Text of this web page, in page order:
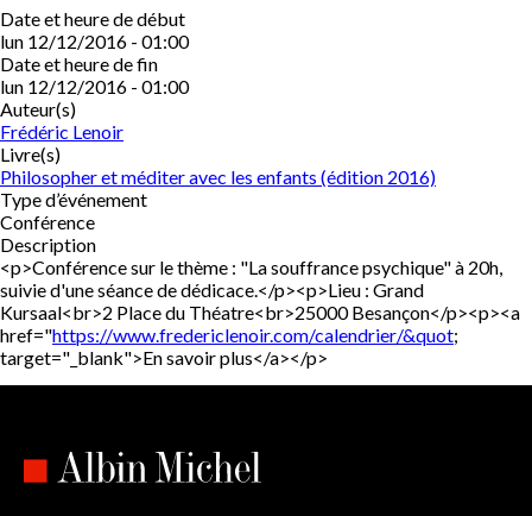
Date et heure de début
lun 12/12/2016 - 01:00
Date et heure de fin
lun 12/12/2016 - 01:00
Auteur(s)
Frédéric Lenoir
Livre(s)
Philosopher et méditer avec les enfants (édition 2016)
Type d’événement
Conférence
Description
<p>Conférence sur le thème : "La souffrance psychique" à 20h,
suivie d'une séance de dédicace.</p><p>Lieu : Grand
Kursaal<br>2 Place du Théatre<br>25000 Besançon</p><p><a
href="https://www.fredericlenoir.com/calendrier/&quot;
target="_blank">En savoir plus</a></p>